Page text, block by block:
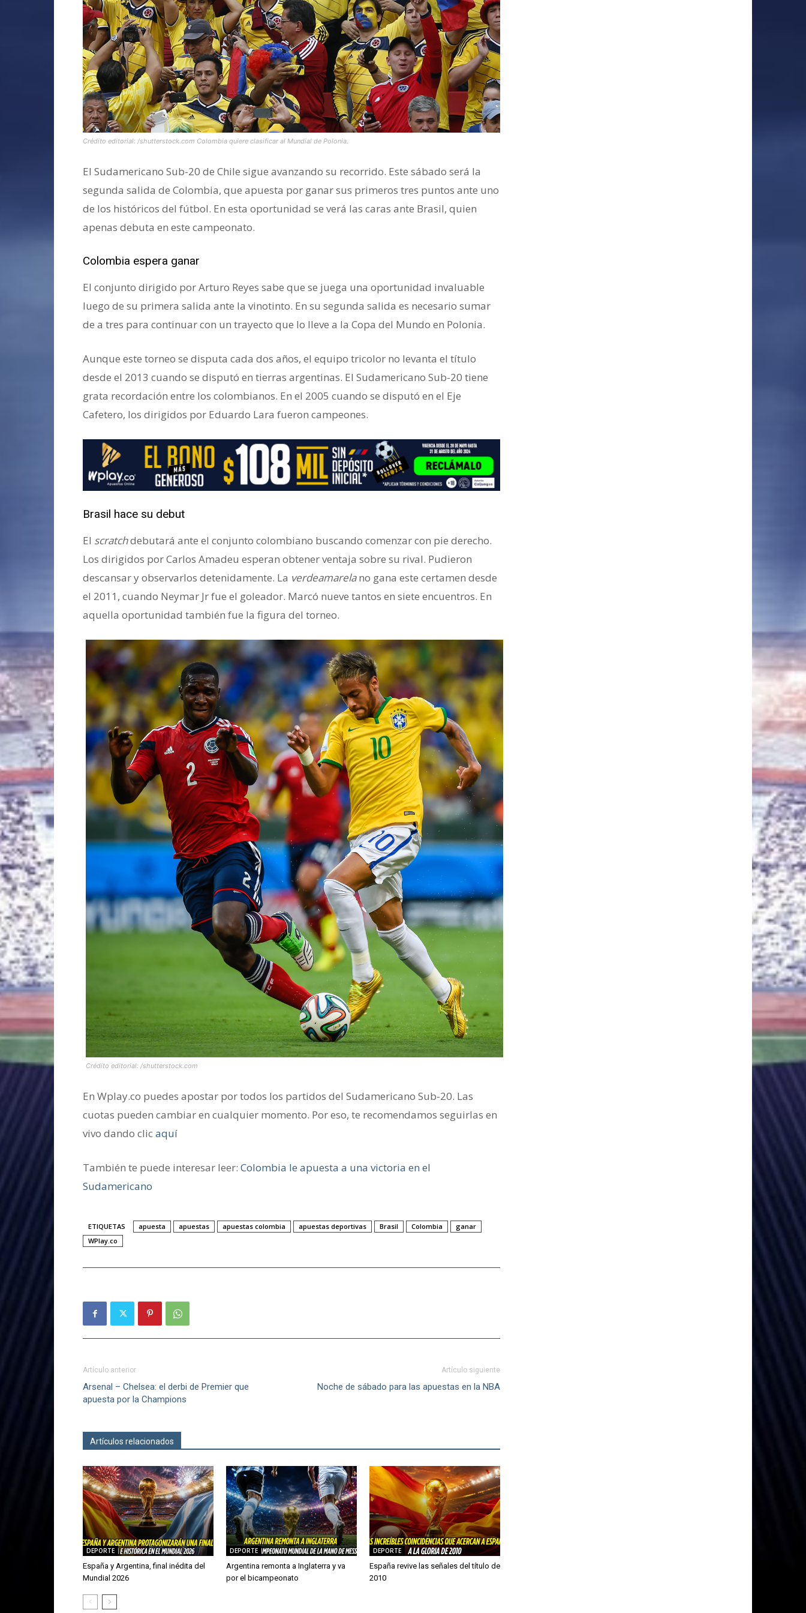
Crédito editorial: /shutterstock.com Colombia quiere clasificar al Mundial de Polonia.
El Sudamericano Sub-20 de Chile sigue avanzando su recorrido. Este sábado será la
segunda salida de Colombia, que apuesta por ganar sus primeros tres puntos ante uno
de los históricos del fútbol. En esta oportunidad se verá las caras ante Brasil, quien
apenas debuta en este campeonato.
Colombia espera ganar
El conjunto dirigido por Arturo Reyes sabe que se juega una oportunidad invaluable
luego de su primera salida ante la vinotinto. En su segunda salida es necesario sumar
de a tres para continuar con un trayecto que lo lleve a la Copa del Mundo en Polonia.
Aunque este torneo se disputa cada dos años, el equipo tricolor no levanta el título
desde el 2013 cuando se disputó en tierras argentinas. El Sudamericano Sub-20 tiene
grata recordación entre los colombianos. En el 2005 cuando se disputó en el Eje
Cafetero, los dirigidos por Eduardo Lara fueron campeones.
Brasil hace su debut
El scratchdebutará ante el conjunto colombiano buscando comenzar con pie derecho.
Los dirigidos por Carlos Amadeu esperan obtener ventaja sobre su rival. Pudieron
descansar y observarlos detenidamente. La verdeamarelano gana este certamen desde
el 2011, cuando Neymar Jr fue el goleador. Marcó nueve tantos en siete encuentros. En
aquella oportunidad también fue la figura del torneo.
Crédito editorial: /shutterstock.com
En Wplay.co puedes apostar por todos los partidos del Sudamericano Sub-20. Las
cuotas pueden cambiar en cualquier momento. Por eso, te recomendamos seguirlas en
vivo dando clic aquí
También te puede interesar leer: Colombia le apuesta a una victoria en el
Sudamericano
ETIQUETAS apuesta apuestas apuestas colombia apuestas deportivas Brasil Colombia
ganar
WPlay.co
Artículo anterior
Arsenal – Chelsea: el derbi de Premier que
apuesta por la Champions
Artículo siguiente
Noche de sábado para las apuestas en la NBA
Artículos relacionados
DEPORTE
España y Argentina, final inédita del
Mundial 2026
DEPORTE
Argentina remonta a Inglaterra y va
por el bicampeonato
DEPORTE
España revive las señales del título de
2010